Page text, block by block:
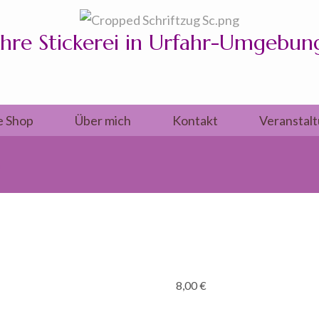
Stickerei in Urfahr-
Shop Über mich Kontakt
8,00€